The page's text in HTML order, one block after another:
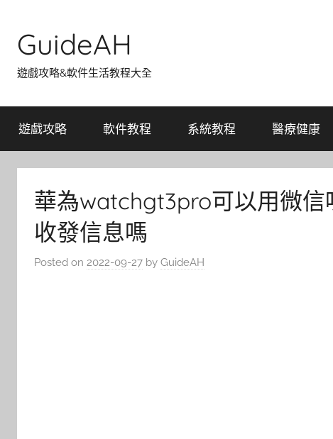
content
GuideAH
遊戲攻略&軟件生活教程大全
遊戲攻略 軟件教程 系統教程 醫療健康
華為watchgt3pro可以用微
收發信息嗎
Posted on 2022-09-27 by GuideAH